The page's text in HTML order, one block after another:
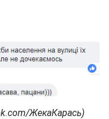
ЖекаКарась)